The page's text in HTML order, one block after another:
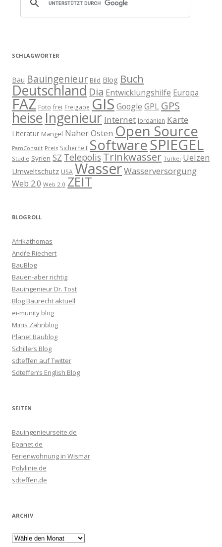
SCHLAGWÖRTER
Bau Bauingenieur Bild Blog Buch
Deutschland Dia Entwicklungshilfe Europa
FAZ Foto frei Freigabe GIS Google GPL GPS
heise Ingenieur Internet Jordanien Karte
Literatur Mangel Naher Osten Open Source
PamConsult Preis Sicherheit SoftwareSPIEGEL
Studie Syrien SZ Telepolis Trinkwasser Türkei Uelzen
Umweltschutz USA WasserWasserversorgung
Web 2.0 Web 2.0 ZEIT
BLOGROLL
Afrikathomas
Andŕe Riechert
BauBlog
Bauen-aber richtig
Bauingenieur Dr. Tost
Blog Baurecht aktuell
ei-munity blog
Minis Zahnblog
Planet Baublog
Schillers Blog
sdteffen auf Twitter
Sdteffen’s English Blog
SEITEN
Bauingenieurseite.de
Epanet.de
Ferienwohnung in Wismar
Polylinie.de
sdteffen.de
ARCHIV